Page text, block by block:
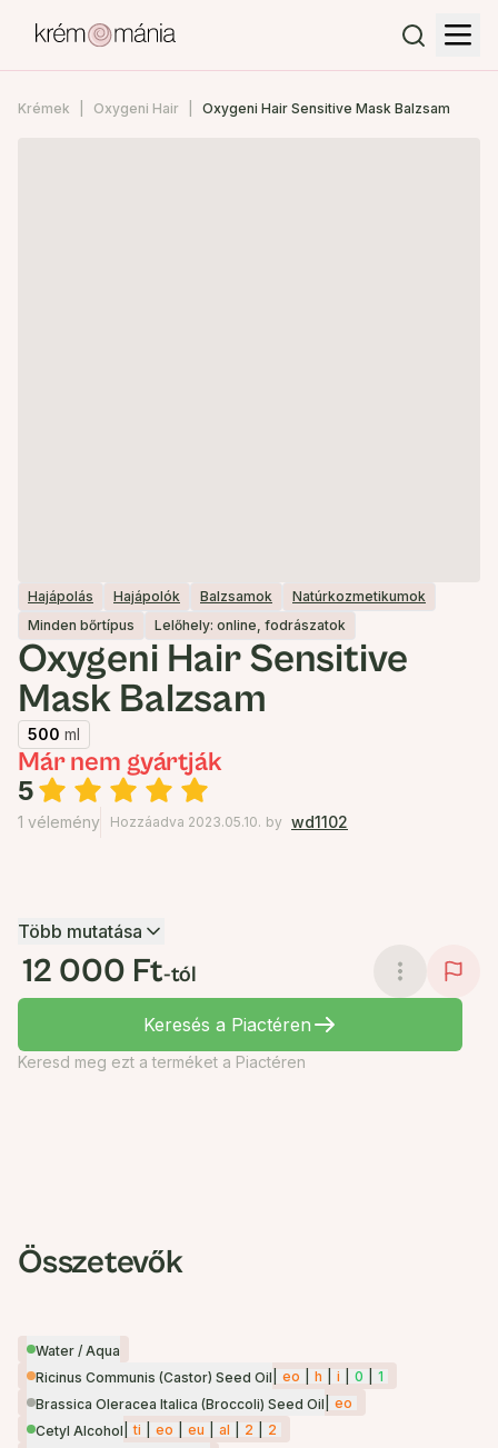
Krémek Oxygeni Hair Oxygeni Hair Sensitive Mask Balzsam
Hajápolás Hajápolók Balzsamok
Natúrkozmetikumok
Minden bőrtípus
Lelőhely: online, fodrászatok
Oxygeni Hair Sensitive
Mask Balzsam
500 ml
Már nem gyártják
5
1 vélemény Hozzáadva 2023.05.10. by wd1102
Több mutatása
12 000 Ft-tól
Keresés a Piactéren
Keresd meg ezt a terméket a Piactéren
Összetevők
Water / Aqua
Ricinus Communis (Castor) Seed Oil
eo h i 0
1
Brassica Oleracea Italica (Broccoli) Seed Oil
eo
Cetyl Alcohol
ti eo eu al 2
2